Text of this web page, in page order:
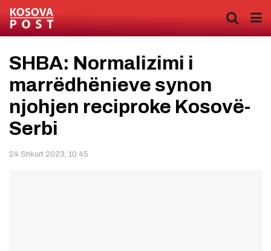
SHBA: Normalizimi i
marrëdhënieve synon
njohjen reciproke Kosovë-
Serbi
24 Shkurt 2023, 10:45